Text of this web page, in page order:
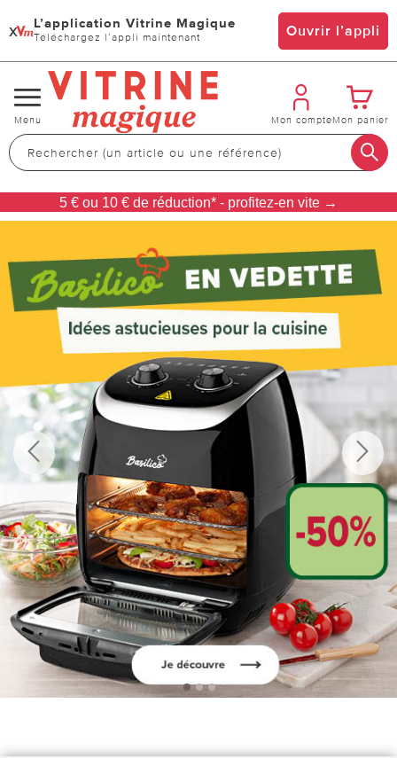
x L’application Vitrine Magique
Téléchargez l’appli maintenant Ouvrir l’appli
Changer
de
navigation
Menu Mon compteMon panier
5 € ou 10 € de réduction* - profitez-en vite →